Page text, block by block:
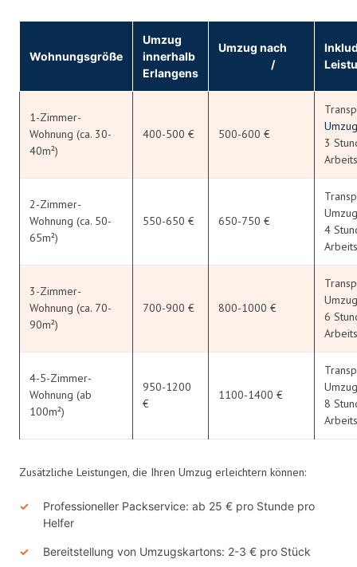
Wohnungsgröße
Umzug
innerhalb
Erlangens
Umzug nach
/Fürth
1-Zimmer-
Wohnung (ca. 30-
40m²)
400-500 € 500-600 €
3
2-Zimmer-
Wohnung (ca. 50-
65m²)
550-650 € 650-750 €
4
3-Zimmer-
Wohnung (ca. 70-
90m²)
700-900 € 800-1000 €
6
4-5-Zimmer-
Wohnung (ab
100m²)
950-1200
€
1100-1400 €
8
Zusätzliche Leistungen, die Ihren Umzug erleichtern können:
Professioneller Packservice: ab 25 € pro Stunde pro
Helfer
Bereitstellung von Umzugskartons: 2-3 € pro Stück